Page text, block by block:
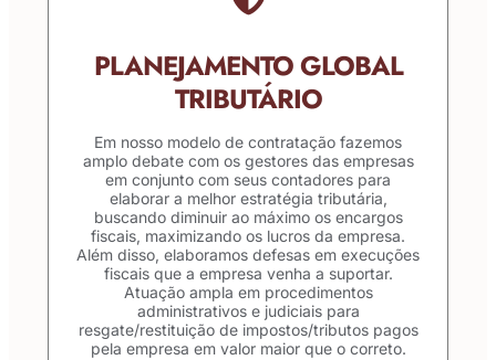
PLANEJAMENTO GLOBAL
TRIBUTÁRIO
Em nosso modelo de contratação fazemos
amplo debate com os gestores das empresas
em conjunto com seus contadores para
elaborar a melhor estratégia tributária,
buscando diminuir ao máximo os encargos
fiscais, maximizando os lucros da empresa.
Além disso, elaboramos defesas em execuções
fiscais que a empresa venha a suportar.
Atuação ampla em procedimentos
administrativos e judiciais para
resgate/restituição de impostos/tributos pagos
pela empresa em valor maior que o correto.